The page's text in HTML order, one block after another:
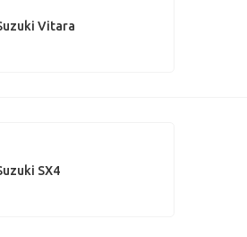
Vitara
SX4